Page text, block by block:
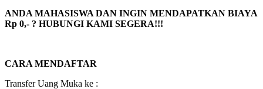
ANDA MAHASISWA DAN INGIN MENDAPATKAN BIAYA
Rp 0,- ? HUBUNGI KAMI SEGERA!!!
CARA MENDAFTAR
Transfer Uang Muka ke :